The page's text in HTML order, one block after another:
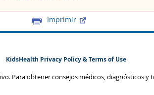
Imprimir
KidsHealth Privacy Policy & Terms of Use
Para obtener consejos médicos, diagnósticos y